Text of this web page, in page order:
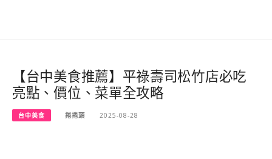
【台中美食推薦】平祿壽司松竹店必吃
亮點、價位、菜單全攻略
台中美食 捲捲頭 2025-08-28